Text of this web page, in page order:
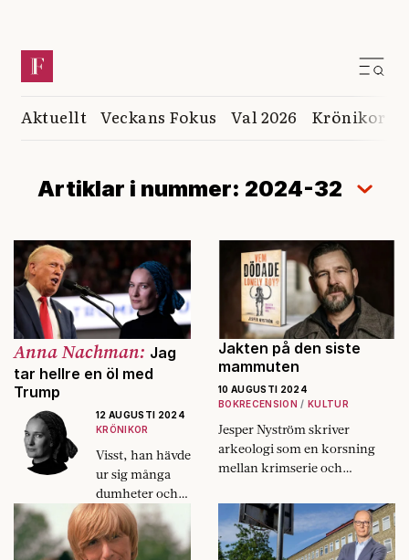
Aktuellt Veckans Fokus Val 2026 Krönikor
Artiklar i nummer: 2024-32
Anna Nachman: Jag
tar hellre en öl med
Trump
12 AUGUSTI 2024
KRÖNIKOR
Visst, han hävde
ur sig många
dumheter och
var burdus och
fräck. Men han
var också rolig.
Jakten på den siste
mammuten
10 AUGUSTI 2024
BOKRECENSION
KULTUR
Jesper Nyström skriver
arkeologi som en korsning
mellan krimserie och